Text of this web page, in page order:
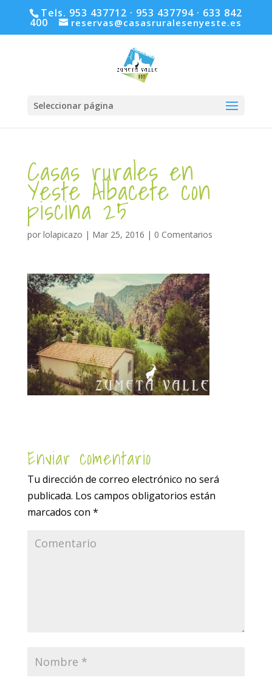
Tels. 953 437712 · 953 437794 · 633 842
400 reservas@casasruralesenyeste.es
Seleccionar página
Casas rurales en
Yeste Albacete con
piscina 25
por lolapicazo | Mar 25, 2016 | 0 Comentarios
Enviar comentario
Tu dirección de correo electrónico no será
publicada. Los campos obligatorios están
marcados con *